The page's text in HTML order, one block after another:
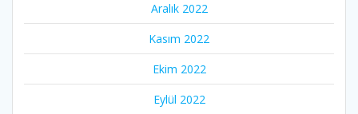
Aralık 2022
Kasım 2022
Ekim 2022
Eylül 2022